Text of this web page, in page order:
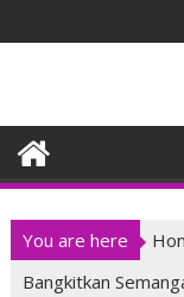
to
You are here
Bangkitkan